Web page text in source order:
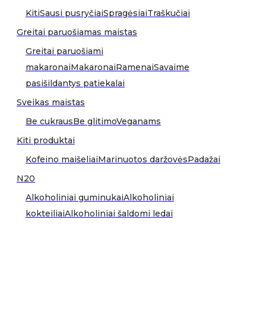
KitiSausi pusryčiaiSpragėsiaiTraškučiai
Greitai paruošiamas maistas
Greitai paruošiami
makaronaiMakaronaiRamenaiSavaime
pasišildantys patiekalai
Sveikas maistas
Be cukrausBe glitimoVeganams
Kiti produktai
Kofeino maišeliaiMarinuotos daržovėsPadažai
N20
Alkoholiniai guminukaiAlkoholiniai
kokteiliaiAlkoholiniai šaldomi ledai